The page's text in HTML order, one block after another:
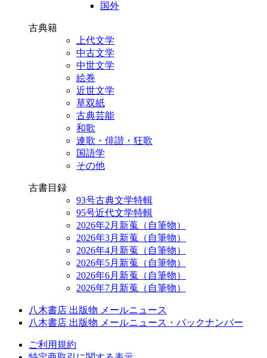
国外
古典籍
上代文学
中古文学
中世文学
絵巻
近世文学
草双紙
古典芸能
和歌
連歌・俳諧・狂歌
国語学
その他
古書目録
93号古典文学特輯
95号近代文学特輯
2026年2月新蒐（自筆物）
2026年3月新蒐（自筆物）
2026年4月新蒐（自筆物）
2026年5月新蒐（自筆物）
2026年6月新蒐（自筆物）
2026年7月新蒐（自筆物）
八木書店 出版物 メールニュース
八木書店 出版物 メールニュース・バックナンバー
ご利用規約